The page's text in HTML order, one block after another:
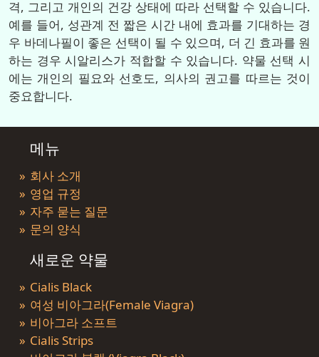
격, 그리고 개인의 건강 상태에 따라 선택할 수 있습니다.
예를 들어, 성관계 전 짧은 시간 내에 효과를 기대하는 경
우 바데나필이 좋은 선택이 될 수 있으며, 더 긴 효과를 원
하는 경우 시알리스가 적합할 수 있습니다. 약물 선택 시
에는 개인의 필요와 선호도, 의사의 권고를 따르는 것이
중요합니다.
메뉴
회사 소개
영업 규정
자주 묻는 질문
문의 양식
새로운 약물
Cialis Black
여성 비아그라(Female Viagra)
비아그라 소프트
Cialis Strips